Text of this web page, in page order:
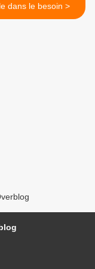
famille dans le besoin >